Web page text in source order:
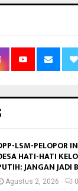
LSM-PELOPOR
HATI-HATI
JANGAN JADI
Agustus 2, 2026 0